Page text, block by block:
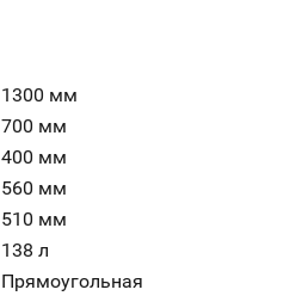
1300 мм
700 мм
400 мм
560 мм
510 мм
138 л
Прямоугольная